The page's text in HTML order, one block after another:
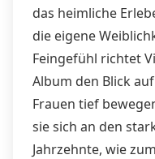
das heimliche
die eigene
Feingefühl richtet
Album den Blick
Frauen tief
sie sich an den
Jahrzehnte, wie